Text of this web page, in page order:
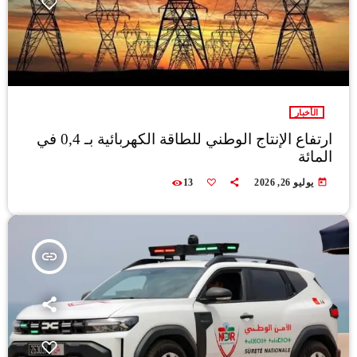
الأخبار
ارتفاع الإنتاج الوطني للطاقة الكهربائية بـ 0,4 في
المائة
today يوليو 26, 2026 13
insert_link